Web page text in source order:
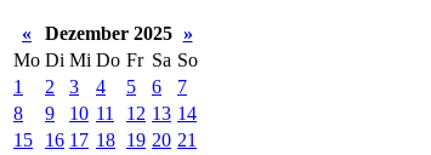
« Dezember 2025 »
Mo Di Mi Do Fr Sa So
1
2 3 4 5 6
7
8
9 10 11 12 13 14
15
16 17 18 19 20 21